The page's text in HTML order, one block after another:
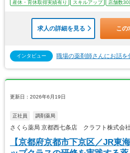
産休・育休取得実績有り
スキルアップ 店舗数30
求人の詳細を見る この
インタビュー 職場の薬剤師さんにお話を
更新日：2026年6月19日
正社員 調剤薬局
さくら薬局 京都西七条店 クラフト株式会
【京都府京都市下京区／JR東